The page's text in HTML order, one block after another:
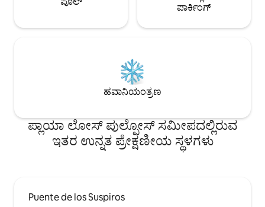
ಪಾರ್ಕಿಂಗ್
ಹವಾನಿಯಂತ್ರಣ
ಪ್ಲಾಯಾ ಲೋಸ್ ಪುಲ್ಪೋಸ್ ಸಮೀಪದಲ್ಲಿರುವ
ಇತರ ಉನ್ನತ ಪ್ರೇಕ್ಷಣೀಯ ಸ್ಥಳಗಳು
Puente de los Suspiros